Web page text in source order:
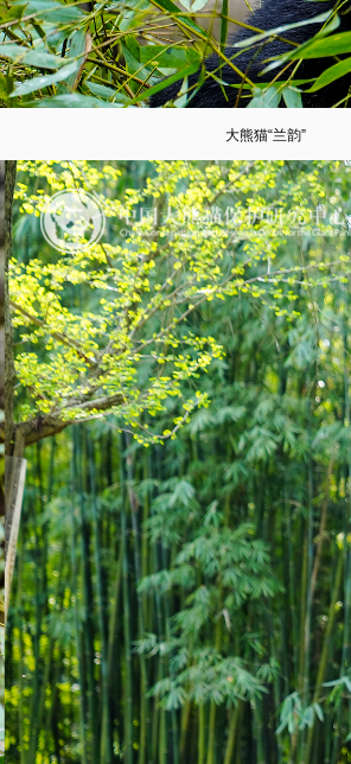
大熊猫“兰韵”